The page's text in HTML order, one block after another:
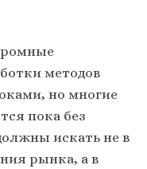
методов
но многие
пока без
искать не в
рынка, а в